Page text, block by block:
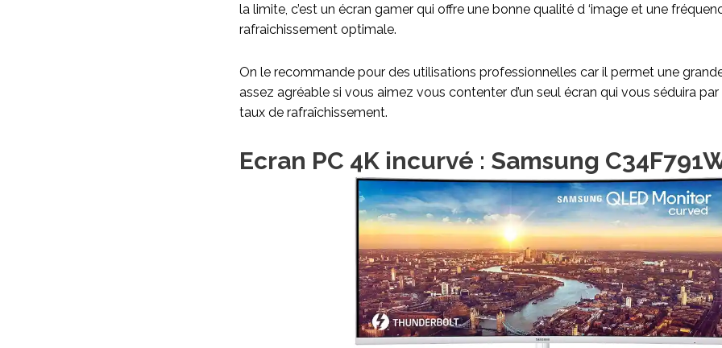
la limite, c’est un écran gamer qui offre une bonne qualité d ‘image et une
rafraichissement optimale.
On le recommande pour des utilisations professionnelles car il permet une
assez agréable si vous aimez vous contenter d’un seul écran qui vous séduira
taux de rafraîchissement.
Ecran PC 4K incurvé : Samsung